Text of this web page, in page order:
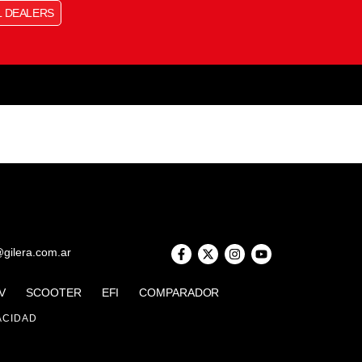
DEALERS
SCOOTER EFI COMPARADOR